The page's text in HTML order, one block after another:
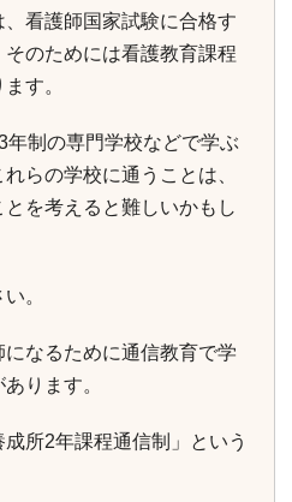
看護師国家試験に合格す
のためには看護教育課程
す。
年制の専門学校などで学ぶ
らの学校に通うことは、
を考えると難しいかもし
。
なるために通信教育で学
ります。
所2年課程通信制」という